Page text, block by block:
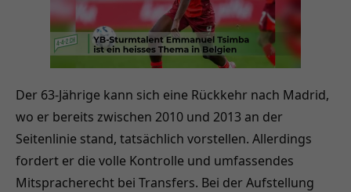
Der 63-Jährige kann sich eine Rückkehr nach Madrid,
wo er bereits zwischen 2010 und 2013 an der
Seitenlinie stand, tatsächlich vorstellen. Allerdings
fordert er die volle Kontrolle und umfassendes
Mitspracherecht bei Transfers. Bei der Aufstellung